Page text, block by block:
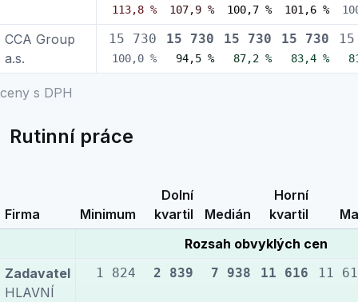
ceny s DPH
113,8 % 107,9 % 100,7 % 101,6 %
CCA Group
a.s.
15 730
100,0 %
15 730
94,5 %
15 730
87,2 %
15 730
83,4 %
Rutinní práce
Firma Minimum
Dolní
kvartil
Medián
Horní
kvartil
Rozsah obvyklých cen
Zadavatel
HLAVNÍ
1 824 2 839 7 938 11 616 11